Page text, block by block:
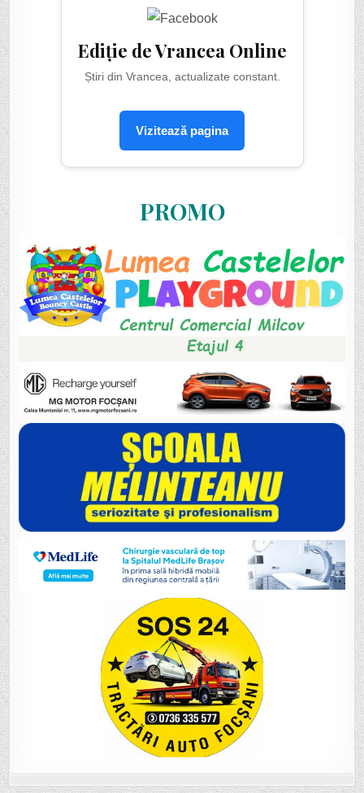
Ediție de Vrancea Online
Știri din Vrancea, actualizate constant.
Vizitează pagina
PROMO